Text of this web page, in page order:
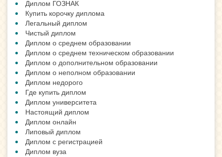
Диплом ГОЗНАК
Купить корочку диплома
Легальный диплом
Чистый диплом
Диплом о среднем образовании
Диплом о среднем техническом образовании
Диплом о дополнительном образовании
Диплом о неполном образовании
Диплом недорого
Где купить диплом
Диплом университета
Настоящий диплом
Диплом онлайн
Липовый диплом
Диплом с регистрацией
Диплом вуза